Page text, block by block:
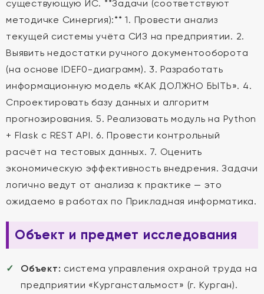
существующую ИС. **Задачи (соответствуют
методичке Синергия):** 1. Провести анализ
текущей системы учёта СИЗ на предприятии. 2.
Выявить недостатки ручного документооборота
(на основе IDEF0-диаграмм). 3. Разработать
информационную модель «КАК ДОЛЖНО БЫТЬ». 4.
Спроектировать базу данных и алгоритм
прогнозирования. 5. Реализовать модуль на Python
+ Flask с REST API. 6. Провести контрольный
расчёт на тестовых данных. 7. Оценить
экономическую эффективность внедрения. Задачи
логично ведут от анализа к практике — это
ожидаемо в работах по Прикладная информатика.
Объект и предмет исследования
Объект: система управления охраной труда на
предприятии «Курганстальмост» (г. Курган).